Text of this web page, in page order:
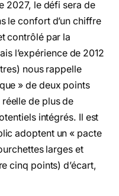
2027, le défi sera de
le confort d’un chiffre
contrôlé par la
l’expérience de 2012
nous rappelle
» de deux points
de plus de
intégrés. Il est
adoptent un « pacte
larges et
cinq points) d’écart,